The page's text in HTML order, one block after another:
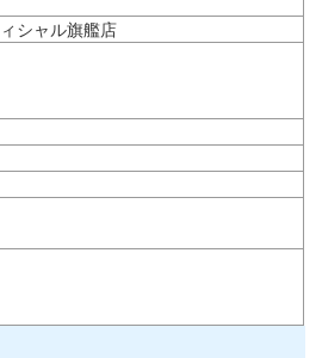
シャル旗艦店